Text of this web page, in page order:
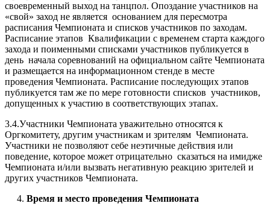
своевременный выход на танцпол. Опоздание участников на
«свой» заход не является основанием для пересмотра
расписания Чемпионата и списков участников по заходам.
Расписание этапов Квалификации с временем старта каждого
захода и поименными списками участников публикуется в
день начала соревнований на официальном сайте Чемпионата
и размещается на информационном стенде в месте
проведения Чемпионата. Расписание последующих этапов
публикуется там же по мере готовности списков участников,
допущенных к участию в соответствующих этапах.
3.4.Участники Чемпионата уважительно относятся к
Оргкомитету, другим участникам и зрителям Чемпионата.
Участники не позволяют себе неэтичные действия или
поведение, которое может отрицательно сказаться на имидже
Чемпионата и/или вызвать негативную реакцию зрителей и
других участников Чемпионата.
4. Время и место проведения Чемпионата